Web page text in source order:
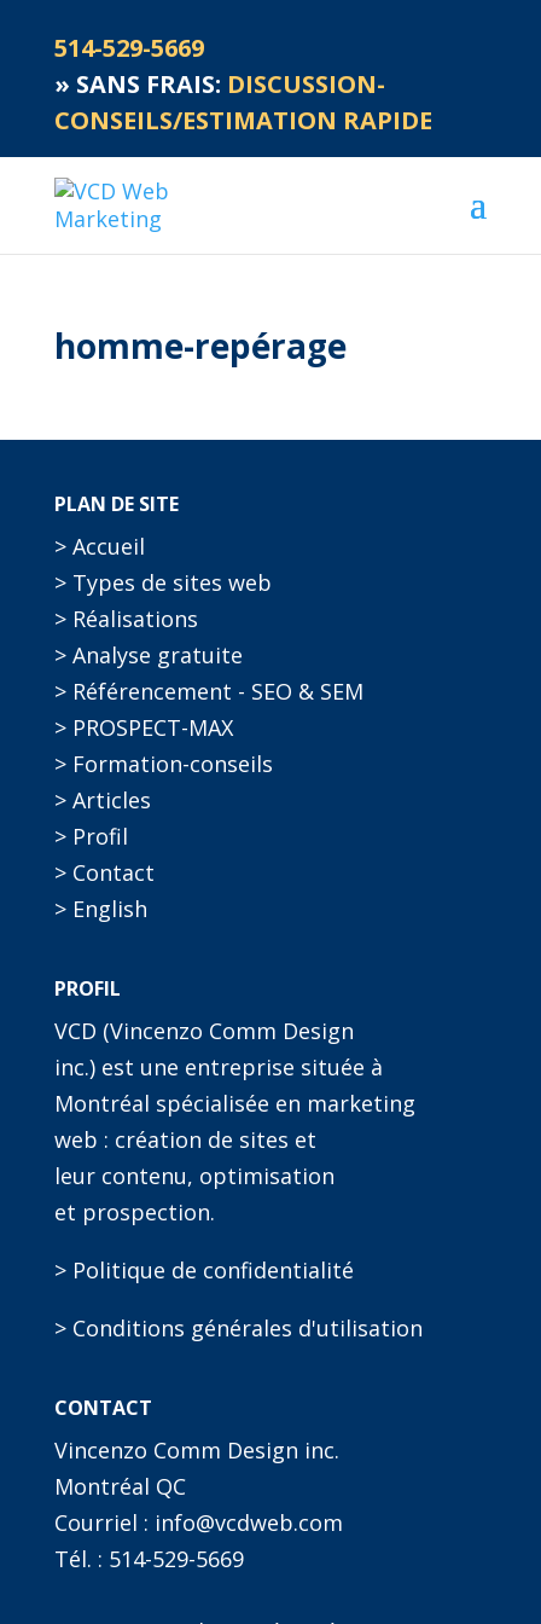
514-529-5669
» SANS FRAIS: DISCUSSION-
CONSEILS/ESTIMATION RAPIDE
homme-repérage
PLAN DE SITE
> Accueil
> Types de sites web
> Réalisations
> Analyse gratuite
> Référencement - SEO & SEM
> PROSPECT-MAX
> Formation-conseils
> Articles
> Profil
> Contact
> English
PROFIL
VCD (Vincenzo Comm Design
inc.) est une entreprise située à
Montréal spécialisée en marketing
web : création de sites et
leur contenu, optimisation
et prospection.
> Politique de confidentialité
> Conditions générales d'utilisation
CONTACT
Vincenzo Comm Design inc.
Montréal QC
Courriel : info@vcdweb.com
Tél. : 514-529-5669